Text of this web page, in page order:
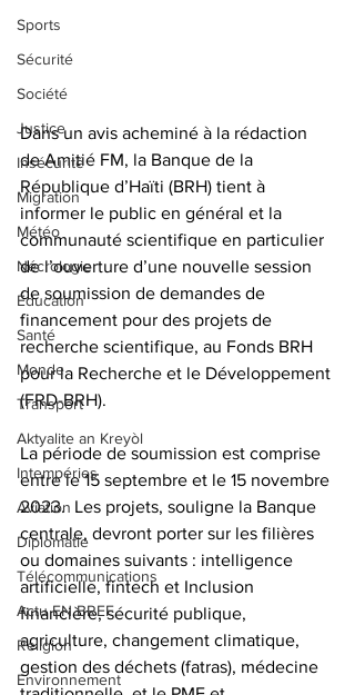
Sports
Sécurité
Société
Justice
Insécurité
Migration
Météo
Nécrologie
Éducation
Santé
Monde
Transport
Aktyalite an Kreyòl
Intempéries
Aviation
Diplomatie
Télécommunications
Actu EN BREF
Religion
Environnement
Dans un avis acheminé à la rédaction
de Amitié FM, la Banque de la
République d’Haïti (BRH) tient à
informer le public en général et la
communauté scientifique en particulier
de l’ouverture d’une nouvelle session
de soumission de demandes de
financement pour des projets de
recherche scientifique, au Fonds BRH
pour la Recherche et le Développement
(FRD-BRH).
La période de soumission est comprise
entre le 15 septembre et le 15 novembre
2023.  Les projets, souligne la Banque
centrale, devront porter sur les filières
ou domaines suivants : intelligence
artificielle, fintech et Inclusion
financière, sécurité publique,
agriculture, changement climatique,
gestion des déchets (fatras), médecine